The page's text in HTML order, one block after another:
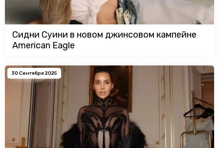
Сидни Суини в новом джинсовом кампейне
American Eagle
30 Сентября 2025